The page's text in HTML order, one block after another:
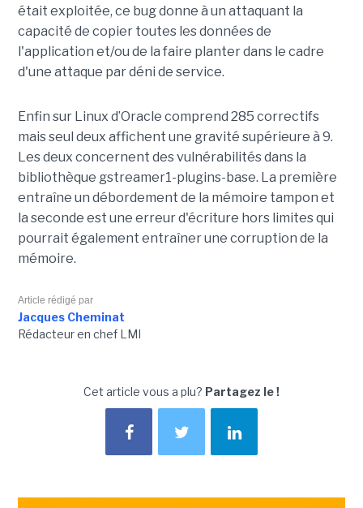
était exploitée, ce bug donne à un attaquant la
capacité de copier toutes les données de
l'application et/ou de la faire planter dans le cadre
d'une attaque par déni de service.
Enfin sur Linux d’Oracle comprend 285 correctifs
mais seul deux affichent une gravité supérieure à 9.
Les deux concernent des vulnérabilités dans la
bibliothèque gstreamer1-plugins-base. La première
entraîne un débordement de la mémoire tampon et
la seconde est une erreur d'écriture hors limites qui
pourrait également entraîner une corruption de la
mémoire.
Article rédigé par
Jacques Cheminat
Rédacteur en chef LMI
Cet article vous a plu? Partagez le !